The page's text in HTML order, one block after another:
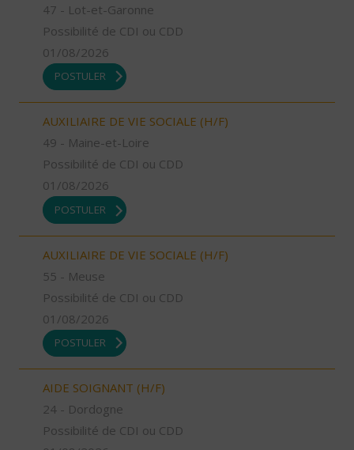
47 - Lot-et-Garonne
Possibilité de CDI ou CDD
01/08/2026
POSTULER
AUXILIAIRE DE VIE SOCIALE (H/F)
49 - Maine-et-Loire
Possibilité de CDI ou CDD
01/08/2026
POSTULER
AUXILIAIRE DE VIE SOCIALE (H/F)
55 - Meuse
Possibilité de CDI ou CDD
01/08/2026
POSTULER
AIDE SOIGNANT (H/F)
24 - Dordogne
Possibilité de CDI ou CDD